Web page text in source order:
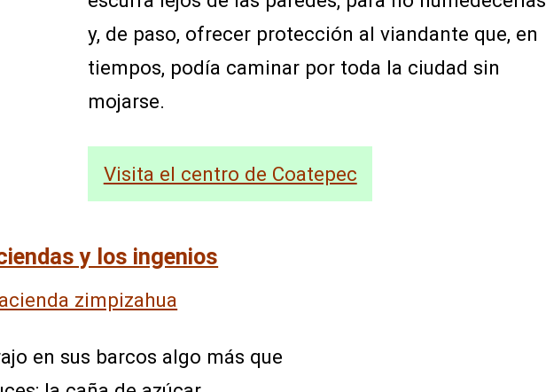
y, de paso, ofrecer protección al viandante que, en
tiempos, podía caminar por toda la ciudad sin
mojarse.
Visita el centro de Coatepec
y los ingenios
en sus barcos algo más que